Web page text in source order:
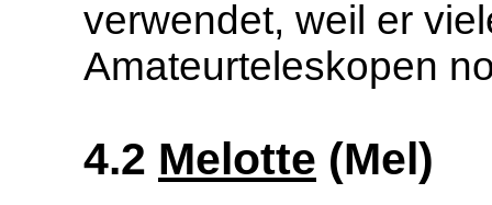
verwendet, weil er
Amateurteleskopen
4.2 Melotte (Mel)